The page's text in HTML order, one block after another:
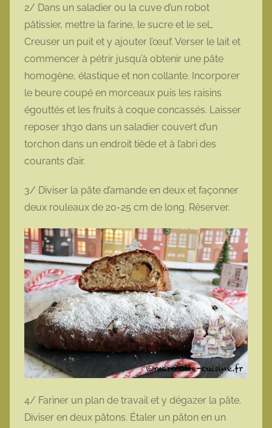
2/ Dans un saladier ou la cuve d’un robot
pâtissier, mettre la farine, le sucre et le seL
Creuser un puit et y ajouter l’œuf. Verser le lait et
commencer à pétrir jusqu’à obtenir une pâte
homogène, élastique et non collante. Incorporer
le beure coupé en morceaux puis les raisins
égouttés et les fruits à coque concassés. Laisser
reposer 1h30 dans un saladier couvert d’un
torchon dans un endroit tiède et à l’abri des
courants d’air.
3/ Diviser la pâte d’amande en deux et façonner
deux rouleaux de 20-25 cm de long. Réserver.
4/ Fariner un plan de travail et y dégazer la pâte.
Diviser en deux pâtons. Étaler un pâton en un